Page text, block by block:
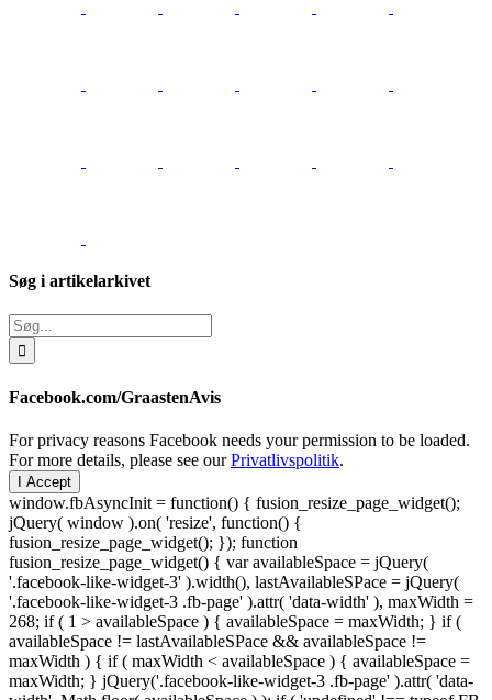
Søg i artikelarkivet
Søg
efter:
Facebook.com/GraastenAvis
For privacy reasons Facebook needs your permission to be loaded.
For more details, please see ourPrivatlivspolitik.
I Accept
window.fbAsyncInit = function() { fusion_resize_page_widget();
jQuery( window ).on( 'resize', function() {
fusion_resize_page_widget(); }); function
fusion_resize_page_widget() { var availableSpace = jQuery(
'.facebook-like-widget-3' ).width(), lastAvailableSPace = jQuery(
'.facebook-like-widget-3 .fb-page' ).attr( 'data-width' ), maxWidth =
268; if ( 1 > availableSpace ) { availableSpace = maxWidth; } if (
availableSpace != lastAvailableSPace && availableSpace !=
maxWidth ) { if ( maxWidth < availableSpace ) { availableSpace =
maxWidth; } jQuery('.facebook-like-widget-3 .fb-page' ).attr( 'data-